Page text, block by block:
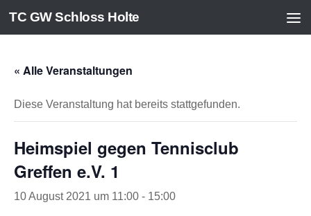
Zum Inhalt springen
TC GW Schloss Holte
« Alle Veranstaltungen
Diese Veranstaltung hat bereits stattgefunden.
Heimspiel gegen Tennisclub
Greffen e.V. 1
10 August 2021 um 11:00 - 15:00